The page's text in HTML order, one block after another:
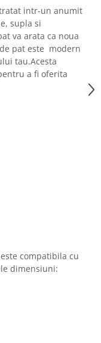
intr-un anumit
supla si
va arata ca noua
pat este modern
tau.Acesta
a fi oferita
compatibila cu
dimensiuni: